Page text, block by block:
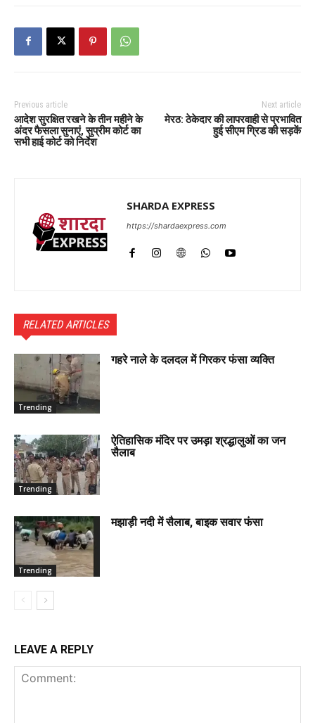
Previous article
आदेश सुरक्षित रखने के तीन महीने के
अंदर फैसला सुनाएं, सुप्रीम कोर्ट का
सभी हाई कोर्ट को निर्देश
Next article
मेरठ: ठेकेदार की लापरवाही से प्रभावित
हुई सीएम ग्रिड की सड़कें
SHARDA EXPRESS
https://shardaexpress.com
RELATED ARTICLES
Trending
गहरे नाले के दलदल में गिरकर फंसा व्यक्ति
Trending
ऐतिहासिक मंदिर पर उमड़ा श्रद्धालुओं का जन
सैलाब
Trending
मझाड़ी नदी में सैलाब, बाइक सवार फंसा
LEAVE A REPLY